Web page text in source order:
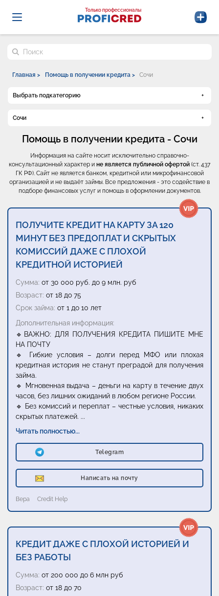
Probrokery - Только профессионалы
Только профессионалы
Поиск по сайту
Главная > Помощь в получении кредита > Сочи
Выбрать подкатегорию
Сочи
Помощь в получении кредита - Сочи
Информация на сайте носит исключительно справочно-
консультационный характер и не является публичной офертой (ст. 437
ГК РФ). Сайт не является банком, кредитной или микрофинансовой
организацией и не выдаёт займы. Все предложения - это содействие в
подборе финансовых услуг и помощь в оформлении документов.
ПОЛУЧИТЕ КРЕДИТ НА КАРТУ ЗА 120
МИНУТ БЕЗ ПРЕДОПЛАТ И СКРЫТЫХ
КОМИССИЙ ДАЖЕ С ПЛОХОЙ
КРЕДИТНОЙ ИСТОРИЕЙ
Сумма: от 30 000 руб. до 9 млн. руб
Возраст: от 18 до 75
Срок займа: от 1 до 10 лет
Дополнительная информация:
🔹ВАЖНО: ДЛЯ ПОЛУЧЕНИЯ КРЕДИТА ПИШИТЕ МНЕ
НА ПОЧТУ
🔹 Гибкие условия – долги перед МФО или плохая
кредитная история не станут преградой для получения
займа.
🔹 Мгновенная выдача – деньги на карту в течение двух
часов, без лишних ожиданий в любом регионе России.
🔹 Без комиссий и переплат – честные условия, никаких
скрытых платежей. ...
Читать полностью...
Telegram
Написать на почту
Вера Credit Help
КРЕДИТ ДАЖЕ С ПЛОХОЙ ИСТОРИЕЙ И
БЕЗ РАБОТЫ
Сумма: от 200 000 до 6 млн руб
Возраст: от 18 до 70